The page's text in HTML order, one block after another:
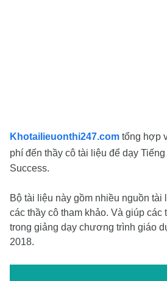
Khotailieuonthi247.com tổng hợp
phí đến thầy cô tài liệu để dạy Tiếng
Success.
Bộ tài liệu này gồm nhiều nguồn tài
các thầy cô tham khảo. Và giúp các
trong giảng dạy chương trình giáo
2018.